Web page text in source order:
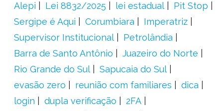
Alepi
Lei 8832/2025 lei estadual
Pit Stop
Sergipe é Aqui
Corumbiara
Imperatriz
Supervisor Institucional
Petrolândia
Barra de Santo Antônio
Juazeiro do Norte
Rio Grande do Sul
Sapucaia do Sul
evasão zero
reunião com familiares
dica
login
dupla verificação
2FA